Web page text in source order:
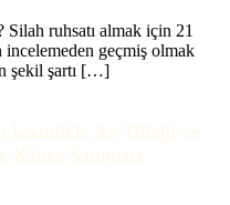
ruhsatı almak için 21
incelemeden geçmiş olmak
şekil şartı […]
kesinlikle Av Tüfeği ve
Satımışız